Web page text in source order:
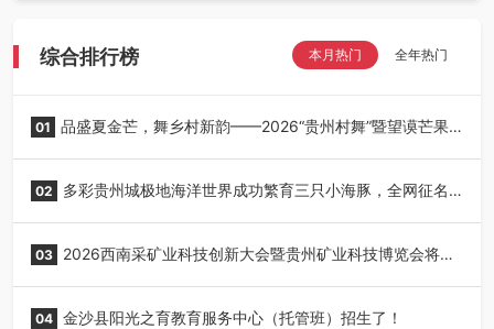
综合排行榜 本月热门 全年热门
01 品盛夏金芒，舞乡村新韵——2026“贵州村舞”暨望谟芒果
02 多彩贵州城极地海洋世界成功繁育三只小海豚，全网征名
03 2026西南采矿业科技创新大会暨贵州矿业科技博览会将在
04 金沙县阳光之育教育服务中心（托管班）招生了！